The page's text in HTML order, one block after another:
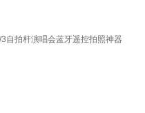
自拍杆演唱会蓝牙遥控拍照神器